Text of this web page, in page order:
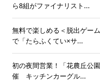
ら8組がファイナリスト...
無料で楽しめる＜脱出ゲー
で「たらふくてい×サ...
初の夜間営業！「花農丘公
催 キッチンカーグル...